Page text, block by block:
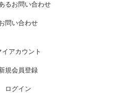
るお問い合わせ
問い合わせ
イアカウント
規会員登録
ログイン